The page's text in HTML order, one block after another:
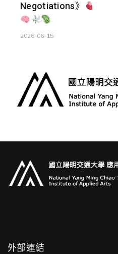
Negotiations》
2026-06-15
外部連結